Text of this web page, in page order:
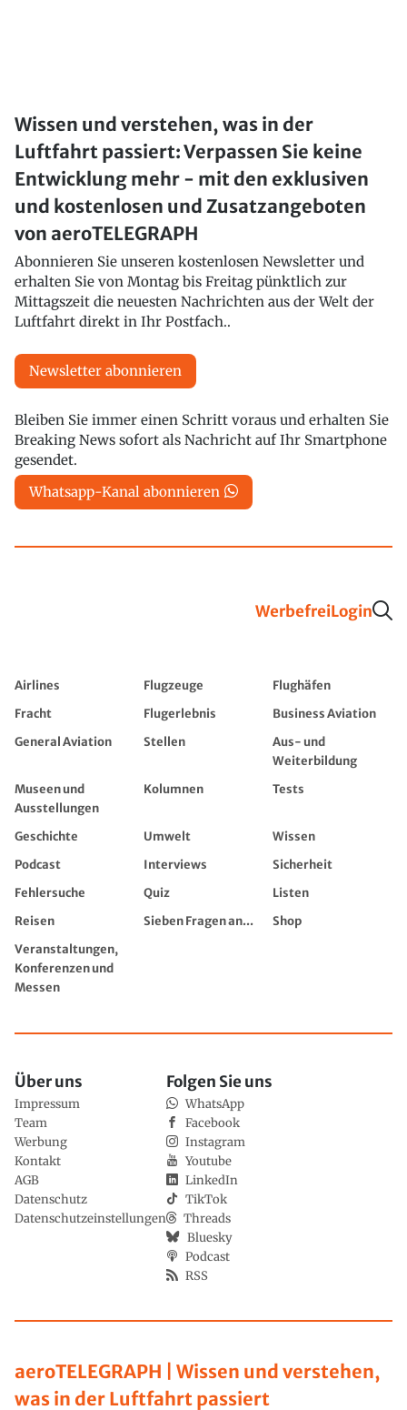
Wissen und verstehen, was in der
Luftfahrt passiert: Verpassen Sie keine
Entwicklung mehr - mit den exklusiven
und kostenlosen und Zusatzangeboten
von aeroTELEGRAPH
Abonnieren Sie unseren kostenlosen Newsletter und
erhalten Sie von Montag bis Freitag pünktlich zur
Mittagszeit die neuesten Nachrichten aus der Welt der
Luftfahrt direkt in Ihr Postfach..
Newsletter abonnieren
Bleiben Sie immer einen Schritt voraus und erhalten Sie
Breaking News sofort als Nachricht auf Ihr Smartphone
gesendet.
Whatsapp-Kanal abonnieren
WerbefreiLogin
Airlines Flugzeuge
Flughäfen
Fracht
Flugerlebnis
Business Aviation
General Aviation
Stellen
Aus- und
Weiterbildung
Museen und
Ausstellungen
Kolumnen Tests
Geschichte Umwelt
Wissen
Podcast
Interviews
Sicherheit
Fehlersuche
Quiz
Listen
Reisen
Sieben Fragen an...
Shop
Veranstaltungen,
Konferenzen und
Messen
aeroTELEGRAPH | Wissen und verstehen,
was in der Luftfahrt passiert
Über uns
Impressum
Team
Werbung
Kontakt
AGB
Datenschutz
Datenschutzeinstellungen
Folgen Sie uns
WhatsApp
Facebook
Instagram
Youtube
LinkedIn
TikTok
Threads
Bluesky
Podcast
RSS